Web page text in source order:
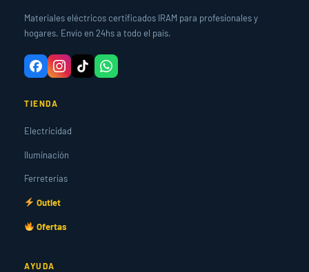
Materiales eléctricos certificados IRAM para profesionales y
hogares. Envío en 24hs a todo el país.
TIENDA
Electricidad
Iluminación
Ferreterías
Outlet
Ofertas
AYUDA